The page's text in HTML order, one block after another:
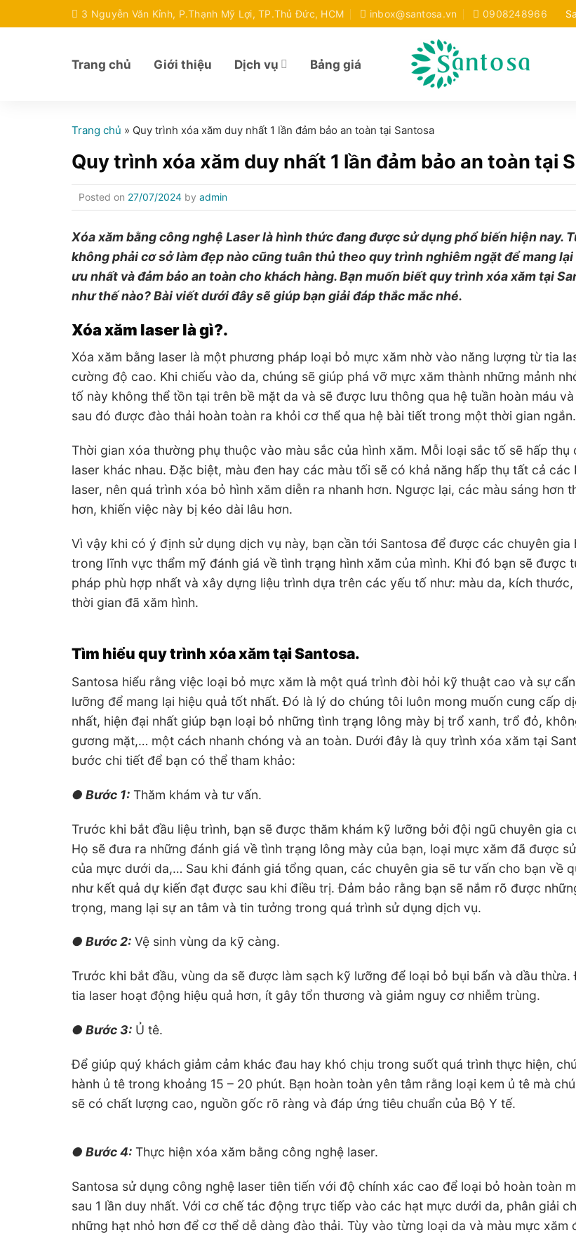
to
3 Nguyễn Văn Kỉnh, P.Thạnh Mỹ Lợi, TP.Thủ Đức, HCM inbox@santosa.vn 0908248966
Trang chủ Giới thiệu Dịch vụ Bảng giá
Trang chủ » Quy trình xóa xăm duy nhất 1 lần đảm bảo an toàn tại Santosa
Quy trình xóa xăm duy nhất 1 lần đảm bảo an toàn tại
Posted on 27/07/2024 by admin
Xóa xăm bằng công nghệ Laser là hình thức đang được sử dụng phổ biến hiện nay.
không phải cơ sở làm đẹp nào cũng tuân thủ theo quy trình nghiêm ngặt để mang
ưu nhất và đảm bảo an toàn cho khách hàng. Bạn muốn biết quy trình xóa xăm tại
như thế nào? Bài viết dưới đây sẽ giúp bạn giải đáp thắc mắc nhé.
Xóa xăm laser là gì?.
Xóa xăm bằng laser là một phương pháp loại bỏ mực xăm nhờ vào năng lượng từ tia
cường độ cao. Khi chiếu vào da, chúng sẽ giúp phá vỡ mực xăm thành những mảnh
tố này không thể tồn tại trên bề mặt da và sẽ được lưu thông qua hệ tuần hoàn máu
sau đó được đào thải hoàn toàn ra khỏi cơ thể qua hệ bài tiết trong một thời gian ngắn.
Thời gian xóa thường phụ thuộc vào màu sắc của hình xăm. Mỗi loại sắc tố sẽ hấp thụ
laser khác nhau. Đặc biệt, màu đen hay các màu tối sẽ có khả năng hấp thụ tất cả các
laser, nên quá trình xóa bỏ hình xăm diễn ra nhanh hơn. Ngược lại, các màu sáng hơn
hơn, khiến việc này bị kéo dài lâu hơn.
Vì vậy khi có ý định sử dụng dịch vụ này, bạn cần tới Santosa để được các chuyên gia
trong lĩnh vực thẩm mỹ đánh giá về tình trạng hình xăm của mình. Khi đó bạn sẽ được
pháp phù hợp nhất và xây dựng liệu trình dựa trên các yếu tố như: màu da, kích thước,
thời gian đã xăm hình.
Tìm hiểu quy trình xóa xăm tại Santosa.
Santosa hiểu rằng việc loại bỏ mực xăm là một quá trình đòi hỏi kỹ thuật cao và sự
lưỡng để mang lại hiệu quả tốt nhất. Đó là lý do chúng tôi luôn mong muốn cung cấp
nhất, hiện đại nhất giúp bạn loại bỏ những tình trạng lông mày bị trổ xanh, trổ đỏ,
gương mặt,… một cách nhanh chóng và an toàn. Dưới đây là quy trình xóa xăm tại
bước chi tiết để bạn có thể tham khảo:
● Bước 1: Thăm khám và tư vấn.
Trước khi bắt đầu liệu trình, bạn sẽ được thăm khám kỹ lưỡng bởi đội ngũ chuyên gia
Họ sẽ đưa ra những đánh giá về tình trạng lông mày của bạn, loại mực xăm đã được
của mực dưới da,… Sau khi đánh giá tổng quan, các chuyên gia sẽ tư vấn cho bạn về
như kết quả dự kiến đạt được sau khi điều trị. Đảm bảo rằng bạn sẽ nắm rõ được
trọng, mang lại sự an tâm và tin tưởng trong quá trình sử dụng dịch vụ.
● Bước 2: Vệ sinh vùng da kỹ càng.
Trước khi bắt đầu, vùng da sẽ được làm sạch kỹ lưỡng để loại bỏ bụi bẩn và dầu thừa.
tia laser hoạt động hiệu quả hơn, ít gây tổn thương và giảm nguy cơ nhiễm trùng.
● Bước 3: Ủ tê.
Để giúp quý khách giảm cảm khác đau hay khó chịu trong suốt quá trình thực hiện,
hành ủ tê trong khoảng 15 – 20 phút. Bạn hoàn toàn yên tâm rằng loại kem ủ tê mà
sẽ có chất lượng cao, nguồn gốc rõ ràng và đáp ứng tiêu chuẩn của Bộ Y tế.
● Bước 4: Thực hiện xóa xăm bằng công nghệ laser.
Santosa sử dụng công nghệ laser tiên tiến với độ chính xác cao để loại bỏ hoàn toàn
sau 1 lần duy nhất. Với cơ chế tác động trực tiếp vào các hạt mực dưới da, phân giải
những hạt nhỏ hơn để cơ thể dễ dàng đào thải. Tùy vào từng loại da và màu mực xăm